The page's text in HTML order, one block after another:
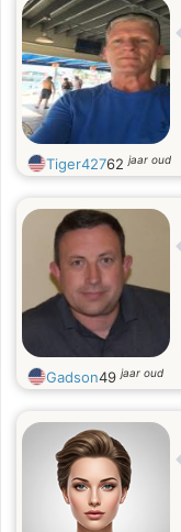
Tiger42762jaar oud
Gadson49jaar oud